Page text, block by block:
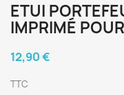
ETUI
IMPRIMÉ
12,90 €
TTC